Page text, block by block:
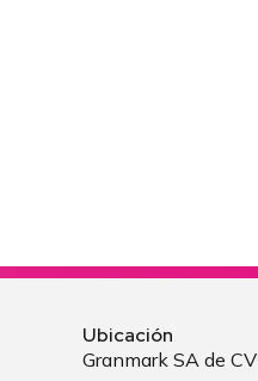
Ubicación
Granmark SA de CV